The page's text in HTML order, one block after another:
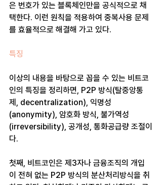
은 번호가 있는 블록체인만을 공식적으로 채
택한다. 이런 원칙을 적용하여 중복사용 문제
를 효율적으로 해결해 가고 있다.
특징
이상의 내용을 바탕으로 꼽을 수 있는 비트코
인의 특징을 정리하면, P2P 방식(탈중앙통
제, decentralization), 익명성
(anonymity), 암호화 방식, 불가역성
(irreversibility), 공개성, 통화공급량 조절이
다.
첫째, 비트코인은 제3자나 금융조직의 개입
이 전혀 없는 P2P 방식의 분산처리방식을 취